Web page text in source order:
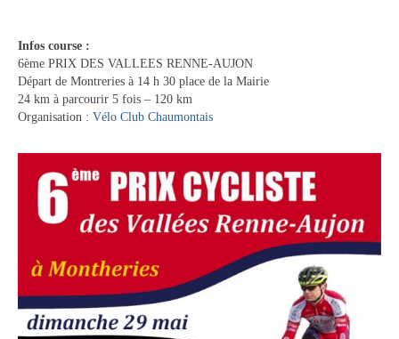
Infos course :
6ème PRIX DES VALLEES RENNE-AUJON
Départ de Montreries à 14 h 30 place de la Mairie
24 km à parcourir 5 fois – 120 km
Organisation : Vélo Club Chaumontais